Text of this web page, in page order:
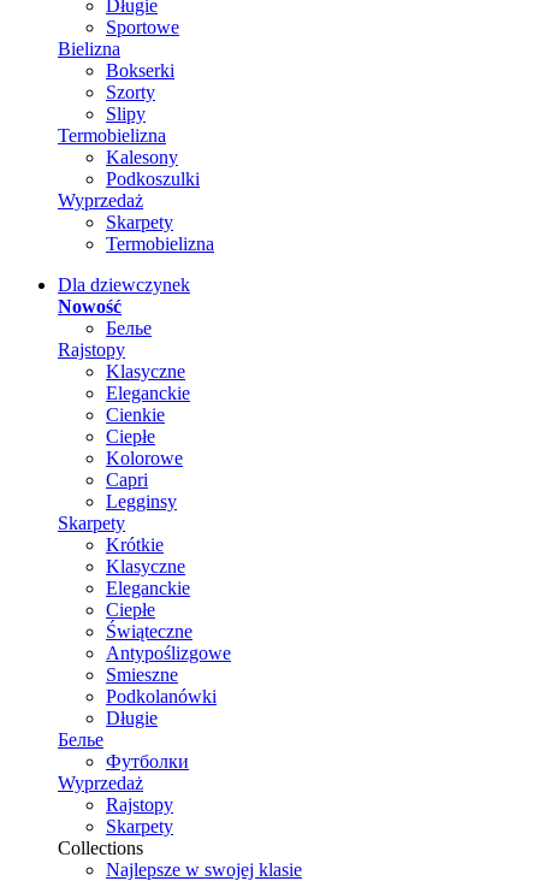
Długie
Sportowe
Bielizna
Bokserki
Szorty
Slipy
Termobielizna
Kalesony
Podkoszulki
Wyprzedaż
Skarpety
Termobielizna
Dla dziewczynek
Nowość
Белье
Rajstopy
Klasyczne
Eleganckie
Cienkie
Ciepłe
Kolorowe
Capri
Legginsy
Skarpety
Krótkie
Klasyczne
Eleganckie
Ciepłe
Świąteczne
Antypoślizgowe
Smieszne
Podkolanówki
Długie
Белье
Футболки
Wyprzedaż
Rajstopy
Skarpety
Collections
Najlepsze w swojej klasie